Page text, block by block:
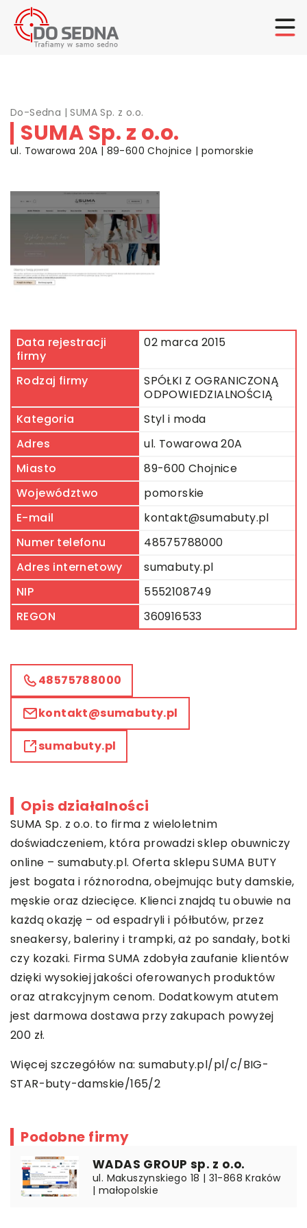
Do-Sedna |SUMA Sp. z o.o.
SUMA Sp. z o.o.
ul. Towarowa 20A | 89-600 Chojnice | pomorskie
Data rejestracji
firmy
02 marca 2015
Rodzaj firmy
SPÓŁKI Z OGRANICZONĄ
ODPOWIEDZIALNOŚCIĄ
Kategoria
Styl i moda
Adres
ul. Towarowa 20A
Miasto
89-600 Chojnice
Województwo
pomorskie
E-mail
kontakt@sumabuty.pl
Numer telefonu
48575788000
Adres internetowy
sumabuty.pl
NIP
5552108749
REGON
360916533
48575788000
kontakt@sumabuty.pl
sumabuty.pl
Opis działalności
SUMA Sp. z o.o. to firma z wieloletnim
doświadczeniem, która prowadzi sklep obuwniczy
online – sumabuty.pl. Oferta sklepu SUMA BUTY
jest bogata i różnorodna, obejmując buty damskie,
męskie oraz dziecięce. Klienci znajdą tu obuwie na
każdą okazję – od espadryli i półbutów, przez
sneakersy, baleriny i trampki, aż po sandały, botki
czy kozaki. Firma SUMA zdobyła zaufanie klientów
dzięki wysokiej jakości oferowanych produktów
oraz atrakcyjnym cenom. Dodatkowym atutem
jest darmowa dostawa przy zakupach powyżej
200 zł.
Więcej szczegółów na: sumabuty.pl/pl/c/BIG-
STAR-buty-damskie/165/2
Podobne firmy
WADAS GROUP sp. z o.o.
ul. Makuszynskiego 18 | 31-868 Kraków
| małopolskie